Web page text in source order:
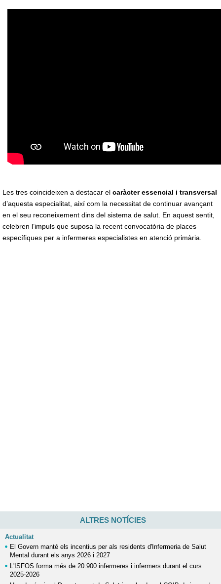
Les tres coincideixen a destacar el caràcter essencial i transversal
d’aquesta especialitat, així com la necessitat de continuar avançant
en el seu reconeixement dins del sistema de salut. En aquest sentit,
celebren l’impuls que suposa la recent convocatòria de places
específiques per a infermeres especialistes en atenció primària.
ALTRES NOTÍCIES
Actualitat
El Govern manté els incentius per als residents d'Infermeria de Salut
Mental durant els anys 2026 i 2027
L'ISFOS forma més de 20.900 infermeres i infermers durant el curs
2025-2026